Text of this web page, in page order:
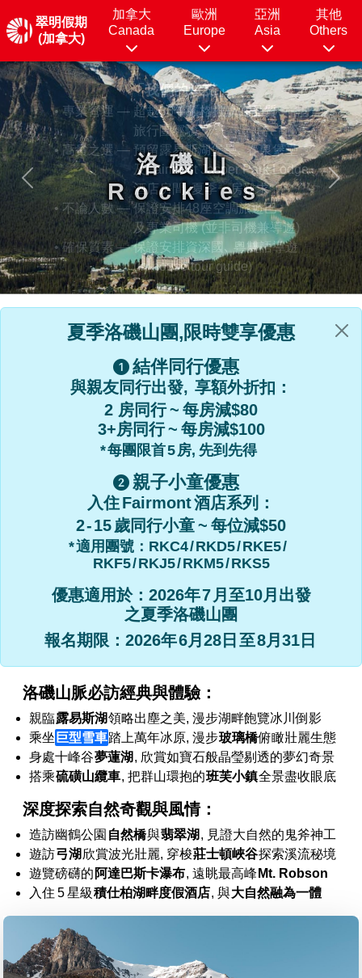
翠明假期
(加拿大)
加拿大
Canada
歐洲
Europe
亞洲
Asia
其他
Others
「我們的承諾」
• 專業營運 — 超越36年嚴格推廣高品質
旅行團經驗
• 高貴之選 — 預留露易斯湖堡壘､ 春泉堡壘
及Fairmont Jasper Park Lodge
酒店房間, 夏季一房難求
• 不論人數 —保證安排48座空調旅遊巴
及專業司機 (並非司機兼導遊)
• 確保質素 —保證安排資深國､ 粵雙語導遊
(In-house tour guide)
Previous Next
夏季洛磯山團,限時雙享優惠
結伴同行優惠
與親友同行出發, 享額外折扣：
2 房同行~ 每房減$80
3+房同行 ~ 每房減$100
*每團限首5房, 先到先得
親子小童優惠
入住Fairmont酒店系列：
2-15 歲同行小童~ 每位減$50
*適用團號： RKC4/RKD5/RKE5/
RKF5/RKJ5/RKM5/RKS5
優惠適用於： 2026年7 月至10月出發
之夏季洛磯山團
報名期限： 2026年6月28日 至8月31日
洛磯山脈必訪經典與體驗：
親臨露易斯湖領略出塵之美, 漫步湖畔飽覽冰川倒影
乘坐 巨型雪車踏上萬年冰原, 漫步玻璃橋俯瞰壯麗生態
身處十峰谷夢蓮湖 , 欣賞如寶石般晶瑩剔透的夢幻奇景
搭乘硫磺山纜車, 把群山環抱的班芙小鎮全景盡收眼底
深度探索自然奇觀與風情：
造訪幽鶴公園 自然橋與翡翠湖 , 見證大自然的鬼斧神工
遊訪弓湖 欣賞波光壯麗, 穿梭莊士頓峽谷探索溪流秘境
遊覽磅礴的 阿達巴斯卡瀑布, 遠眺最高峰 Mt. Robson
入住 5星級積仕柏湖畔度假酒店, 與大自然融為一體